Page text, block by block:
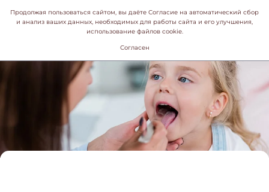
Продолжая пользоваться сайтом, вы даёте Согласие на автоматический сбор
и анализ ваших данных, необходимых для работы сайта и его улучшения,
использование файлов cookie.
Согласен